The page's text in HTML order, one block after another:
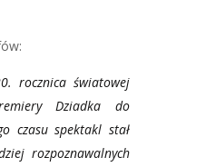
rocznica światowej
Dziadka do
czasu spektakl stał
rozpoznawalnych